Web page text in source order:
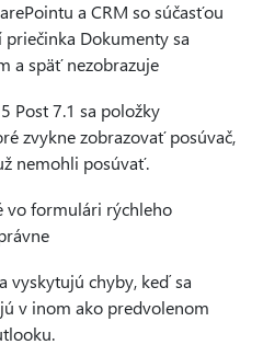
a CRM so súčasťou
Dokumenty sa
a späť nezobrazuje
Post 7.1 sa položky
zvykne zobrazovať posúvač,
nemohli posúvať.
vo formulári rýchleho
vyskytujú chyby, keď sa
v inom ako predvolenom